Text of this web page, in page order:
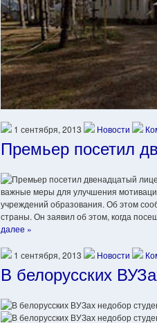
1 сентября, 2013 Новости
Премьер посетил
важные меры для улучшения
учреждений образования. Об этом
страны. Он заявил об этом, когда
далее »
1 сентября, 2013 Новости
В белорусских